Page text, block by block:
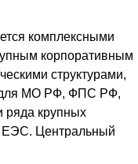
комплексными
корпоративным
структурами,
для МО РФ, ФПС РФ,
ряда крупных
ЕЭС. Центральный